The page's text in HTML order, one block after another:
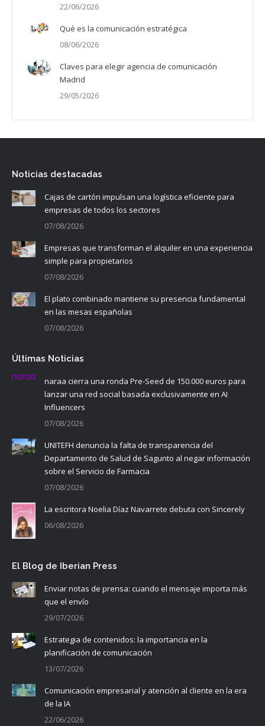
22/06/2026
Qué es la comunicación estratégica
08/06/2026
Claves para elegir agencia de comunicación
Madrid
29/05/2026
Noticias destacadas
Cajas de cartón impulsan una logística eficiente para
empresas de todos los sectores
07/08/2026
Empresas que transforman el alquiler en una experiencia
simple para propietarios
07/08/2026
El plato combinado mantiene su presencia fundamental
en las mesas españolas
07/08/2026
Últimas Noticias
naraa cierra una ronda Pre-Seed de 150.000 euros para
lanzar una red social basada exclusivamente en AI
Influencers
07/08/2026
UNITEFH denuncia la falta de transparencia del
Departamento de Salud de Sagunto al negar información
sobre el Servicio de Farmacia
07/08/2026
La escritora Noelia Díaz Navarrete debuta con Sincerely
06/08/2026
El Blog de Iberian Press
Enviar notas de prensa: cuando el mensaje importa más
que el envío
29/07/2026
Estrategia de contenidos: la importancia en la
planificación de comunicación
13/07/2026
Comunicación empresarial y atención al cliente en la era
de la IA
22/06/2026